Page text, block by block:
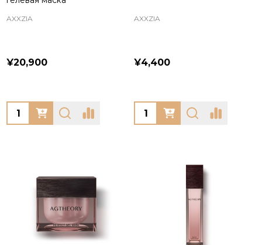
AXXZIA
¥20,900
Quantity:
AXXZIA
¥4,400
Quantity: